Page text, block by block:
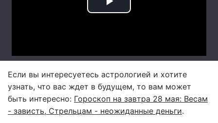
Если вы интересуетесь астрологией и хотите
узнать, что вас ждет в будущем, то вам может
быть интересно: Гороскоп на завтра 28 мая: Весам
- зависть, Стрельцам - неожиданные деньги.